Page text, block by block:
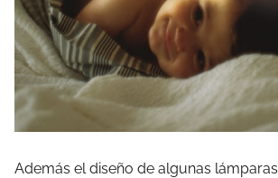
Además el diseño de algunas